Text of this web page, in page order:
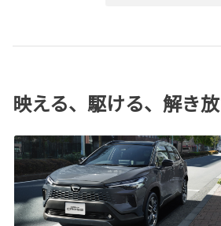
映える、駆ける、解き放